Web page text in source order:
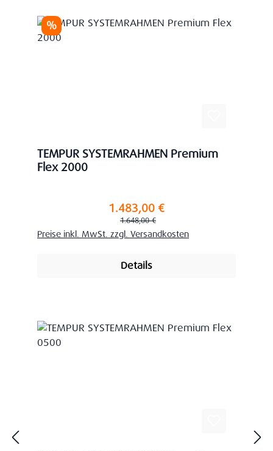
Rabatt
%
TEMPUR SYSTEMRAHMEN Premium
Flex 2000
Verkaufspreis:1.483,00 €
Regulärer Preis:
1.648,00 €
Preise inkl. MwSt. zzgl. Versandkosten
Details